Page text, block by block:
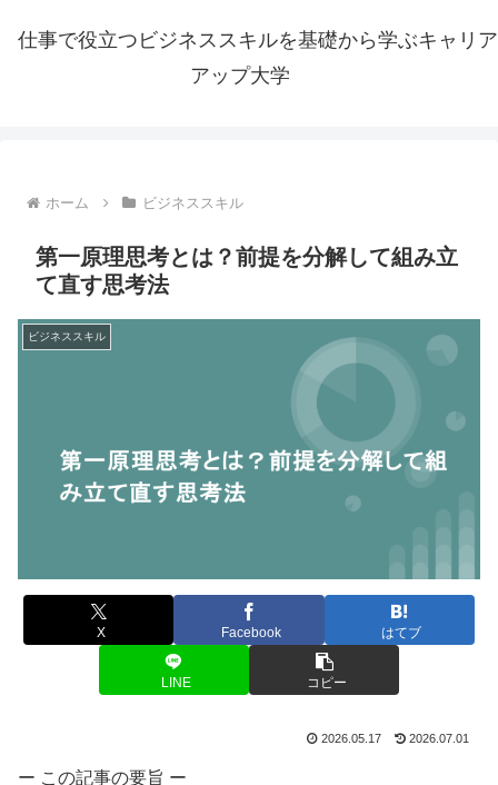
仕事で役立つビジネススキルを基礎から学ぶキャリア
アップ大学
ホーム ビジネススキル
第一原理思考とは？前提を分解して組み立
て直す思考法
ビジネススキル
X Facebook はてブ
LINE コピー
2026.05.17 2026.07.01
ー この記事の要旨 ー